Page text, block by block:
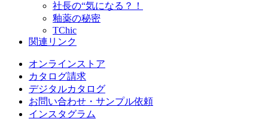
社長の“気になる？！
釉薬の秘密
TChic
関連リンク
オンラインストア
カタログ請求
デジタルカタログ
お問い合わせ・サンプル依頼
インスタグラム